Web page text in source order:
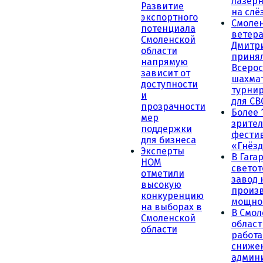
Развитие
экспортного
потенциала
Смоленской
области
напрямую
зависит от
доступности
и
прозрачности
мер
поддержки
для бизнеса
Эксперты
НОМ
отметили
высокую
конкуренцию
на выборах в
Смоленской
области
на
для
Более
В
завод
В